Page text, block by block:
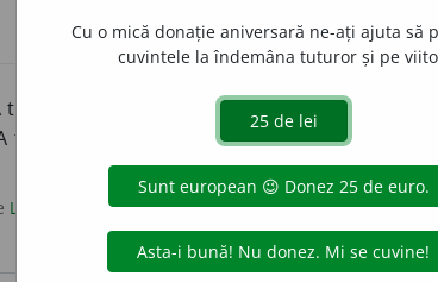
trage aerul în plămâni, a inspira;p. ext.
a
trage în sus un lichid, un gaz, praful etc.
LauraGellner acțiuni
Cu o mică donație aniversară ne-ați ajuta să
cuvintele la îndemâna tuturor și pe